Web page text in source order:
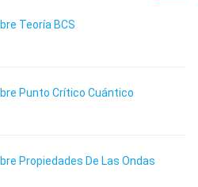
Teoría BCS
Punto Crítico Cuántico
Propiedades De Las Ondas